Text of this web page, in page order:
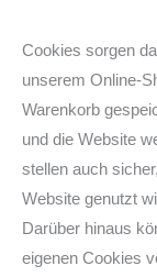
Cookies sorgen
unserem Online-
Warenkorb
und die Website
stellen auch
Website genutzt
Darüber hinaus
eigenen Cookies